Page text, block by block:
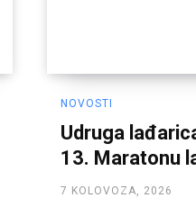
NOVOSTI
Udruga
13. Maratonu
7 KOLOVOZA, 2026